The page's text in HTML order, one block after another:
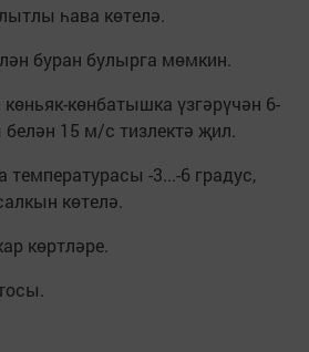
һава көтелә.
буран булырга мөмкин.
көнбатышка үзгәрүчән 6-
15 м/с тизлектә җил.
-3...-6 градус,
көтелә.
көртләре.